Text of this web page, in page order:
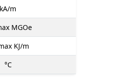
kA/m
MGOe
KJ/m
°C